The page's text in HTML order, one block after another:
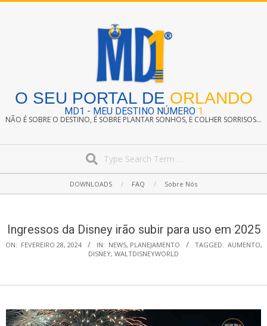
O SEU PORTAL DE ORLANDO
MD1 - MEU DESTINO NÚMERO 1
NÃO É SOBRE O DESTINO, É SOBRE PLANTAR SONHOS, E COLHER SORRISOS...
Navigation
DOWNLOADS FAQ Sobre Nós
Ingressos da Disney irão subir para uso em 2025
ON: FEVEREIRO 28, 2024 IN: NEWS, PLANEJAMENTO TAGGED: AUMENTO,
DISNEY, WALTDISNEYWORLD